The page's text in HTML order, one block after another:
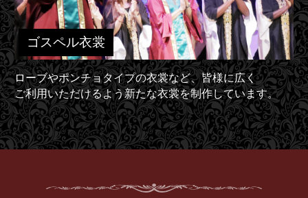
ゴスペル衣裳
ローブやポンチョタイプの衣裳など、皆様に広く
ご利用いただけるよう新たな衣裳を制作しています。